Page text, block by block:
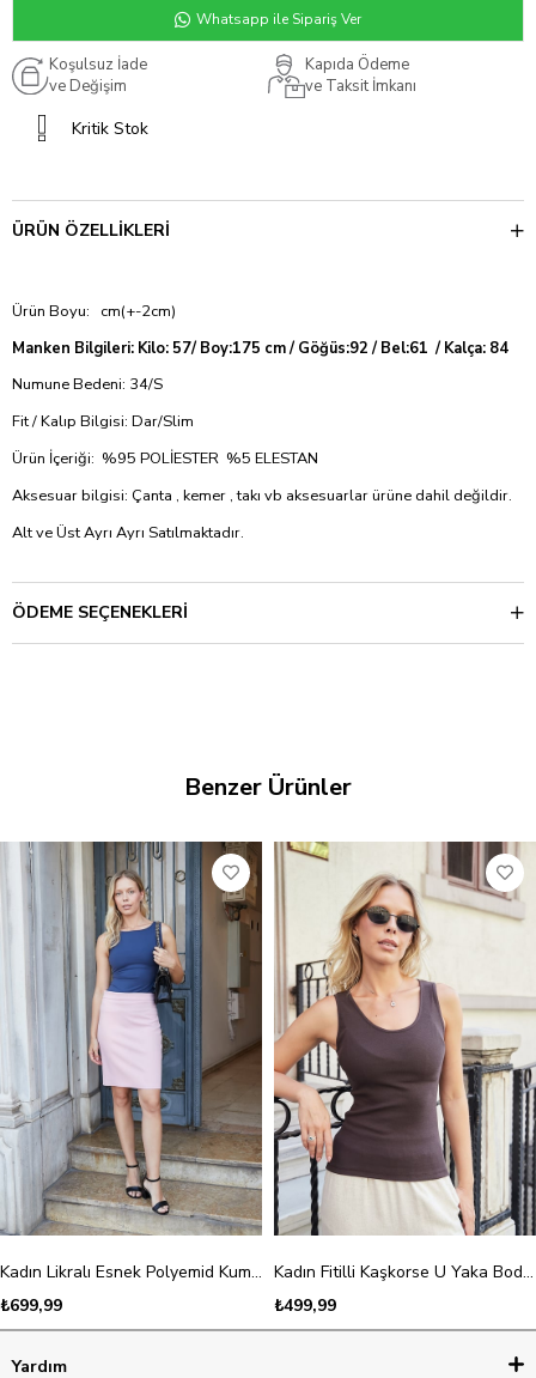
Whatsapp ile Sipariş Ver
Koşulsuz İade
ve Değişim
Kapıda Ödeme
ve Taksit İmkanı
Kritik Stok
ÜRÜN ÖZELLIKLERI
Ürün Boyu: cm(+-2cm)
Manken Bilgileri: Kilo: 57/ Boy:175 cm / Göğüs:92 / Bel:61 / Kalça: 84
Numune Bedeni: 34/S
Fit / Kalıp Bilgisi: Dar/Slim
Ürün İçeriği: %95 POLİESTER %5 ELESTAN
Aksesuar bilgisi: Çanta , kemer , takı vb aksesuarlar ürüne dahil değildir.
Alt ve Üst Ayrı Ayrı Satılmaktadır.
ÖDEME SEÇENEKLERI
Benzer Ürünler
Kadın Likralı Esnek Polyemid Kumaş Kayık Yaka Kolsuz Body Bluz-Lacivert
₺699,99
Kadın Fitilli Kaşkorse U Yaka Body Bluz-Kahve
₺499,99
Yardım